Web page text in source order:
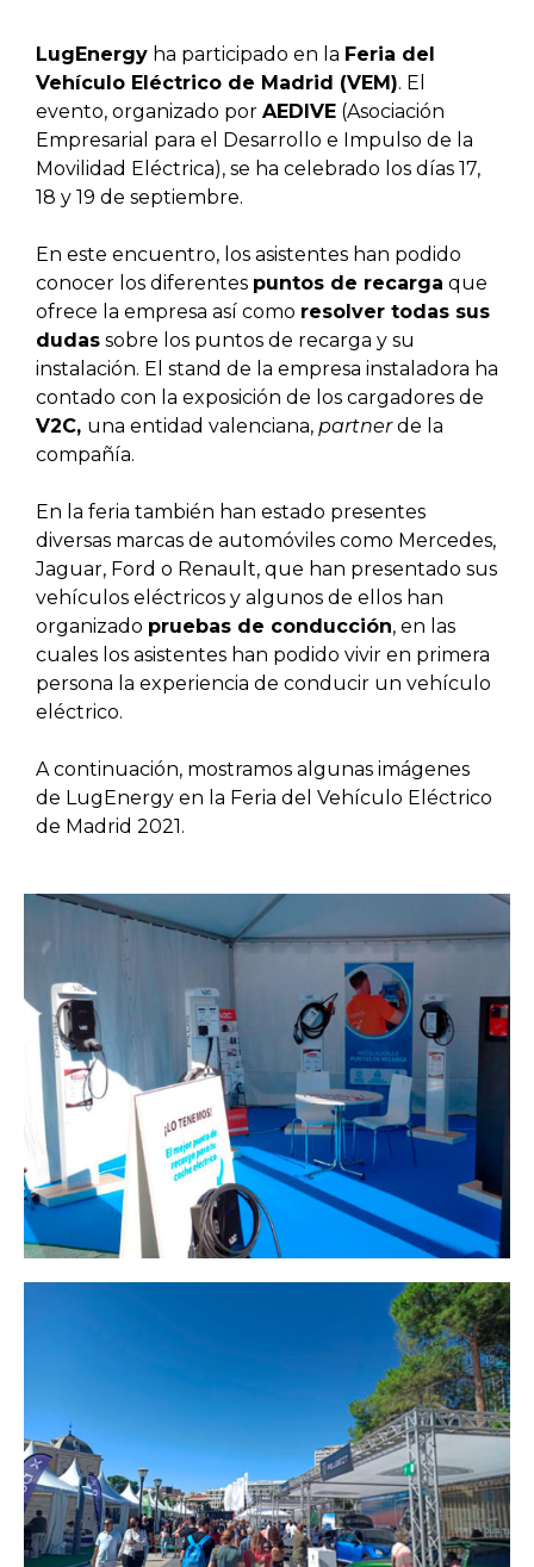
LugEnergy ha participado en la Feria del
Vehículo Eléctrico de Madrid (VEM). El
evento, organizado por AEDIVE (Asociación
Empresarial para el Desarrollo e Impulso de la
Movilidad Eléctrica), se ha celebrado los días 17,
18 y 19 de septiembre.
En este encuentro, los asistentes han podido
conocer los diferentes puntos de recarga que
ofrece la empresa así como resolver todas sus
dudas sobre los puntos de recarga y su
instalación. El stand de la empresa instaladora ha
contado con la exposición de los cargadores de
V2C, una entidad valenciana, partnerde la
compañía.
En la feria también han estado presentes
diversas marcas de automóviles como Mercedes,
Jaguar, Ford o Renault, que han presentado sus
vehículos eléctricos y algunos de ellos han
organizado pruebas de conducción, en las
cuales los asistentes han podido vivir en primera
persona la experiencia de conducir un vehículo
eléctrico.
A continuación, mostramos algunas imágenes
de LugEnergy en la Feria del Vehículo Eléctrico
de Madrid 2021.